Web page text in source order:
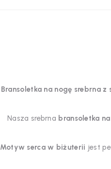
Bransoletka na nogę srebrna z
Nasza srebrna bransoletka
Motyw serca w biżuterii jest